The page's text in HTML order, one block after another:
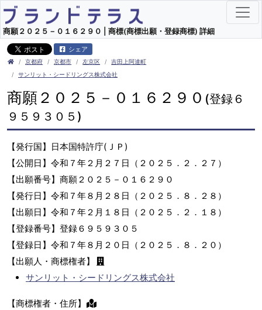
商願２０２５－０１６２９０ | 商標(商標出願・登録商標) 詳細
シェア
京都府 京都市 左京区
吉田上阿達町
サンリット・シードリングス株式会社
商願２０２５－０１６２９０ (登録６
９５９３０５)
【発行国】日本国特許庁(ＪＰ)
【公開日】令和７年２月２７日（２０２５．２．２７）
【出願番号】商願２０２５－０１６２９０
【発行日】令和７年８月２８日（２０２５．８．２８）
【出願日】令和７年２月１８日（２０２５．２．１８）
【登録番号】登録６９５９３０５
【登録日】令和７年８月２０日（２０２５．８．２０）
【出願人・商標権者】
サンリット・シードリングス株式会社
【商標権者・住所】